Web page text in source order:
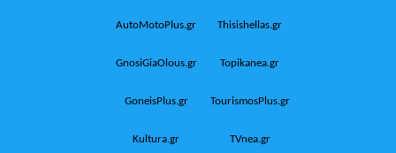
AutoMotoPlus.gr Thisishellas.gr
GnosiGiaOlous.gr Topikanea.gr
GoneisPlus.gr TourismosPlus.gr
Kultura.gr TVnea.gr